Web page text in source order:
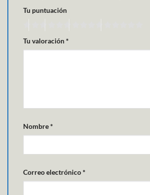
Tu puntuación
Tu valoración*
Nombre*
Correo electrónico*